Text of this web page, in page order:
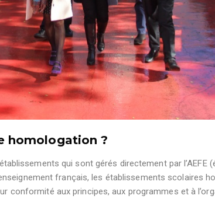
homologation ?
qui sont gérés directement par l’AEFE
français, les établissements scolaires
conformité aux principes, aux programmes et à